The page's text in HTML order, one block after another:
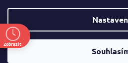
Vytvořil
DRUM STORE.
Zobrazit